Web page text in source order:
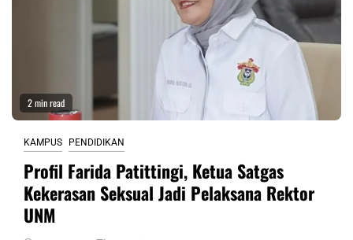
2 min read
KAMPUS PENDIDIKAN
Profil Farida Patittingi, Ketua Satgas
Kekerasan Seksual Jadi Pelaksana Rektor
UNM